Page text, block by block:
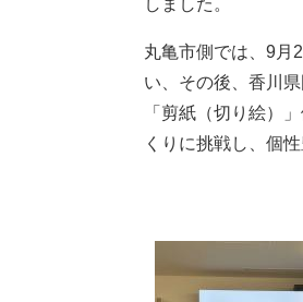
しました。
丸亀市側では、9月
い、その後、香川
「剪紙（切り絵）
くりに挑戦し、個